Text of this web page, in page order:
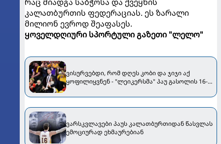
კალათბურთის ფედერაციას. ეს ზარალი
მილიონ ევროდ შეაფასეს.
ყოველდღიური სპორტული გაზეთი "ლელო"
ვისურვებდი, რომ დღეს კობი და ჯიჯი აქ
ყოფილიყვნენ - "ლეიკერსმა" პაუ გასოლის 16-
"მემფისს" სძლია [VIDEO]
ვარსკვლავები პაუს კალათბურთიდან წასვლას
ემოციურად ეხმაურებიან